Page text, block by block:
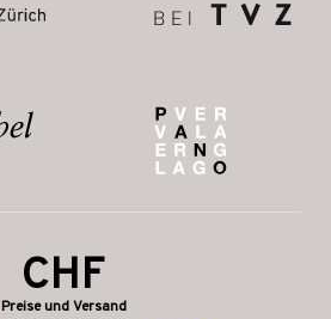
CHF
Preise und Versand